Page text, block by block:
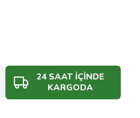
24 SAAT İÇİNDE
KARGODA